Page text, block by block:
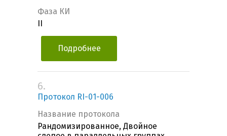
Фаза КИ
Подробнее
6.
Протокол RI-01-006
Название протокола
Рандомизированное, Двойное